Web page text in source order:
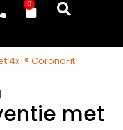
0
4xT® CoronaFit
met